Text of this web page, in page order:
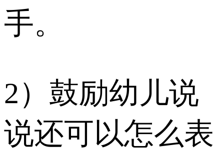
手。
2）鼓励幼儿说
说还可以怎么表